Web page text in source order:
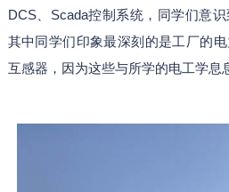
DCS、Scada控制系统，同学们意
其中同学们印象最深刻的是工厂的
互感器，因为这些与所学的电工学息